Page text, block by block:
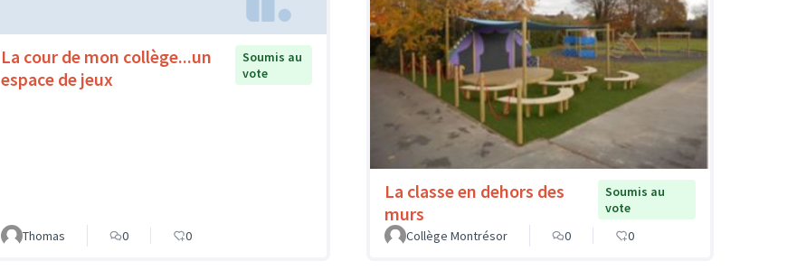
La cour de mon collège...un
espace de jeux
Soumis au
vote
Thomas 0 0
La classe en dehors des
murs
Soumis au
vote
Collège Montrésor
0 0